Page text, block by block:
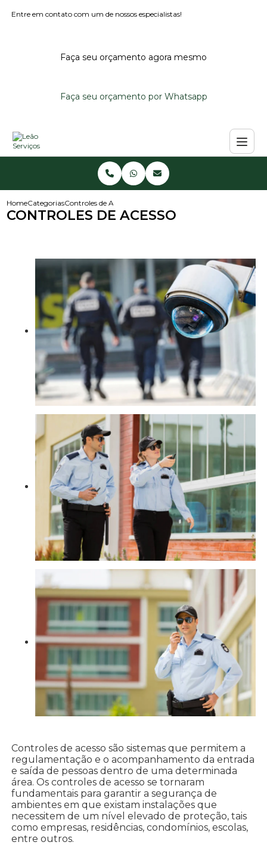
Entre em contato com um de nossos especialistas!
Faça seu orçamento agora mesmo
Faça seu orçamento por Whatsapp
HomeCategoriasControles de Acesso
CONTROLES DE ACESSO
Controles de acesso são sistemas que permitem a
regulamentação e o acompanhamento da entrada
e saída de pessoas dentro de uma determinada
área. Os controles de acesso se tornaram
fundamentais para garantir a segurança de
ambientes em que existam instalações que
necessitem de um nível elevado de proteção, tais
como empresas, residências, condomínios, escolas,
entre outros.